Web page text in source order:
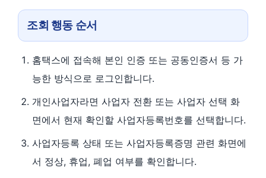
조회 행동 순서
홈택스에 접속해 본인 인증 또는 공동인증서 등 가
능한 방식으로 로그인합니다.
개인사업자라면 사업자 전환 또는 사업자 선택 화
면에서 현재 확인할 사업자등록번호를 선택합니다.
사업자등록 상태 또는 사업자등록증명 관련 화면에
서 정상, 휴업, 폐업 여부를 확인합니다.